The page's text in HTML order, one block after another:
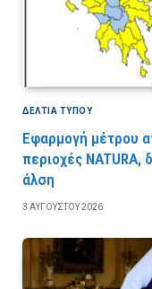
ΔΕΛΤΙΑ ΤΥΠΟΥ
Εφαρμογή μέτρου
περιοχές NATURA,
άλση
3 ΑΥΓΟΎΣΤΟΥ 2026